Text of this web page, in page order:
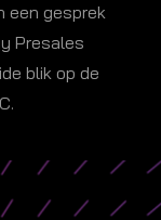
een gesprek
Presales
blik op de